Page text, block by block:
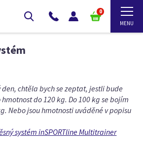
0
den, chtěla bych se zeptat, jestli bude
hmotnost do 120 kg. Do 100 kg se bojím
Nebo jsou hmotnosti uváděné v popisu
systém inSPORTline Multitrainer